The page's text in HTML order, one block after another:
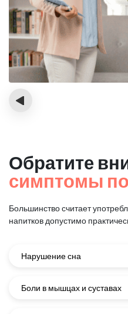
‹
Обратите
симптомы
Большинство считает
напитков допустимо
Нарушение сна
Боли в мышцах и суставах